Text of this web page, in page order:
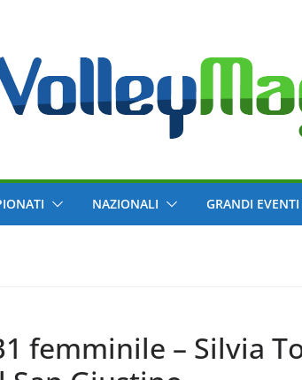
NAZIONALI GRANDI EVENTI
femminile – Silvia